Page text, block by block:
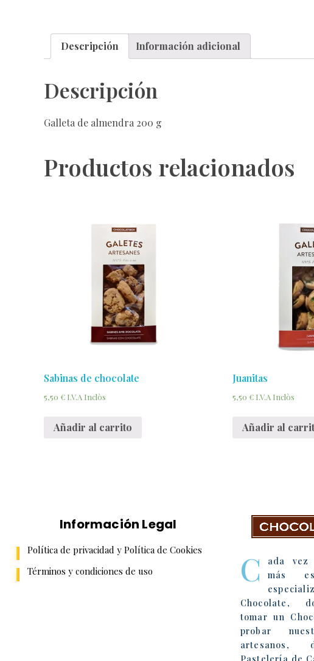
Descripción Información adicional
Descripción
Galleta de almendra 200 g
Productos relacionados
Sabinas de chocolate
5,50 € I.V.A Inclòs
Añadir al carrito
Juanitas
5,50 € I.V.A Inclòs
Añadir al
Información Legal
Política de privacidad y Política de Cookies
Términos y condiciones de uso
C
ada vez
más
Chocolate,
tomar un
probar
artesanos,